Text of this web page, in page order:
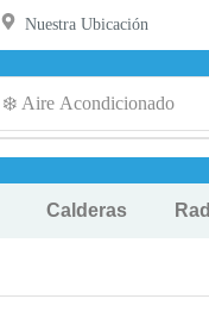
Nuestra Ubicación
❄️ Aire Acondicionado
Calderas